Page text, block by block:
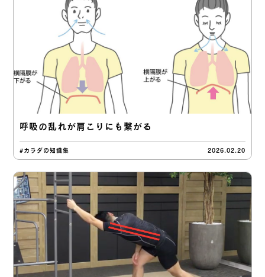
呼吸の乱れが肩こりにも繋がる
#カラダの知識集 2026.02.20